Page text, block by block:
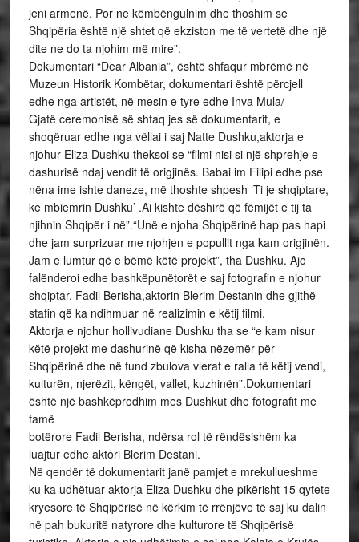
jeni armenë. Por ne këmbëngulnim dhe thoshim se
Shqipëria është një shtet që ekziston me të vertetë dhe një
dite ne do ta njohim më mire”.
Dokumentari “Dear Albania”, është shfaqur mbrëmë në
Muzeun Historik Kombëtar, dokumentari është përcjell
edhe nga artistët, në mesin e tyre edhe Inva Mula/
Gjatë ceremonisë së shfaq jes së dokumentarit, e
shoqëruar edhe nga vëllai i saj Natte Dushku,aktorja e
njohur Eliza Dushku theksoi se “filmi nisi si një shprehje e
dashurisë ndaj vendit të origjinës. Babai im Filipi edhe pse
nëna ime ishte daneze, më thoshte shpesh ‘Ti je shqiptare,
ke mbiemrin Dushku’ .Ai kishte dëshirë që fëmijët e tij ta
njihnin Shqipër i në”.“Unë e njoha Shqipërinë hap pas hapi
dhe jam surprizuar me njohjen e popullit nga kam origjinën.
Jam e lumtur që e bëmë këtë projekt”, tha Dushku. Ajo
falënderoi edhe bashkëpunëtorët e saj fotografin e njohur
shqiptar, Fadil Berisha,aktorin Blerim Destanin dhe gjithë
stafin që ka ndihmuar në realizimin e këtij filmi.
Aktorja e njohur hollivudiane Dushku tha se “e kam nisur
këtë projekt me dashurinë që kisha nëzemër për
Shqipërinë dhe në fund zbulova vlerat e ralla të këtij vendi,
kulturën, njerëzit, këngët, vallet, kuzhinën”.Dokumentari
është një bashkëprodhim mes Dushkut dhe fotografit me
famë
botërore Fadil Berisha, ndërsa rol të rëndësishëm ka
luajtur edhe aktori Blerim Destani.
Në qendër të dokumentarit janë pamjet e mrekullueshme
ku ka udhëtuar aktorja Eliza Dushku dhe pikërisht 15 qytete
kryesore të Shqipërisë në kërkim të rrënjëve të saj ku dalin
në pah bukuritë natyrore dhe kulturore të Shqipërisë